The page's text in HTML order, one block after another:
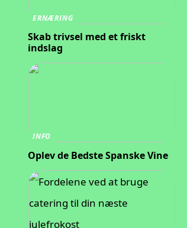
ERNÆRING
Skab trivsel med et friskt
indslag
INFO
Oplev de Bedste Spanske Vine